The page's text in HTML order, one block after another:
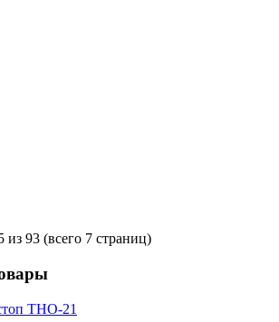
из 93 (всего 7 страниц)